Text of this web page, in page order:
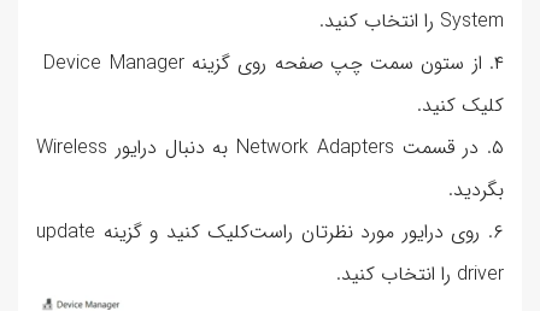
System را انتخاب کنید.
کلیک کنید.
۵. در قسمت Network Adapters به دنبال درایور Wireless
بگردید.
۶. روی درایور مورد نظرتان راست‌کلیک کنید و گزینه update
driver را انتخاب کنید.